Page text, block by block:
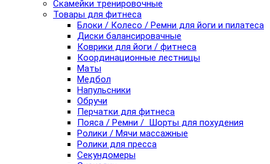
Скамейки тренировочные
Товары для фитнеса
Блоки / Колесо / Ремни для йоги и пилатеса
Диски балансировачные
Коврики для йоги / фитнеса
Координационные лестницы
Маты
Медбол
Напульсники
Обручи
Перчатки для фитнеса
Пояса / Ремни / Шорты для похудения
Ролики / Мячи массажные
Ролики для пресса
Секундомеры